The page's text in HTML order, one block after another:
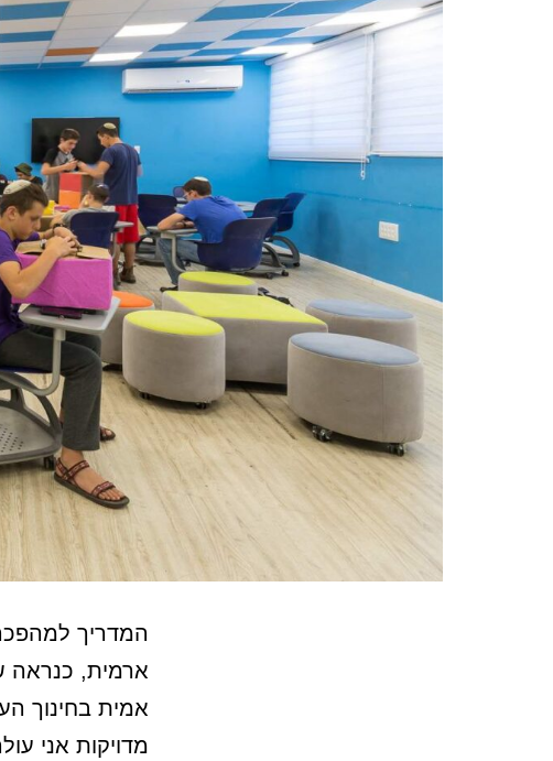
המדריך
ארמית,
אמית בחינוך
מדויקות אני